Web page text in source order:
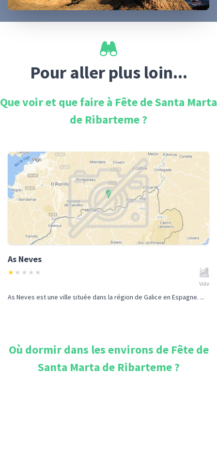
Pour aller plus loin...
Que voir et que faire à Fête de Santa Marta
de Ribarteme?
As Neves
★ ★ ★ ★ ★
Ville
As Neves est une ville située dans la région de Galice en Espagne. ...
Où dormir dans les environs de Fête de
Santa Marta de Ribarteme?